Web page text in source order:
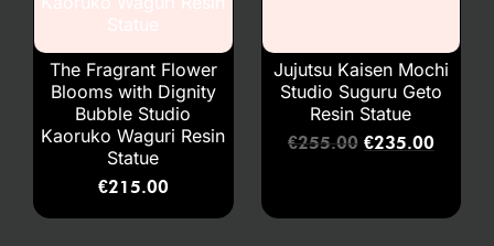
The Fragrant Flower
Blooms with Dignity
Bubble Studio
Kaoruko Waguri Resin
Statue
€215.00
Jujutsu Kaisen Mochi
Studio Suguru Geto
Resin Statue
€255.00 €235.00